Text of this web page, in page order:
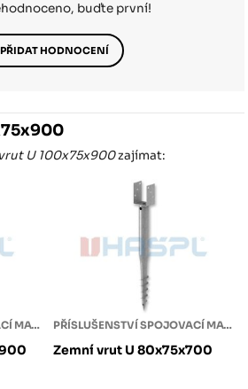
buďte první!
PŘIDAT HODNOCENÍ
U 100x75x900zajímat:
PŘÍSLUŠENSTVÍ SPOJOVACÍ MATERIÁL PŘÍSLUŠENSTVÍ SPOJOVACÍ MATERIÁL
Zemní vrut U 80x75x700